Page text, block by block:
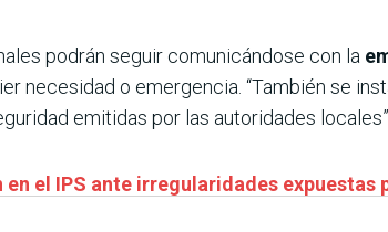
podrán seguir comunicándose con la
necesidad o emergencia. “También se
emitidas por las autoridades
el IPS ante irregularidades expuestas